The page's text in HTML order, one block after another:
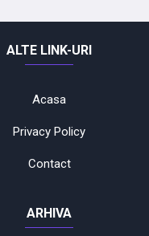
ALTE LINK-URI
Acasa
Privacy Policy
Contact
ARHIVA